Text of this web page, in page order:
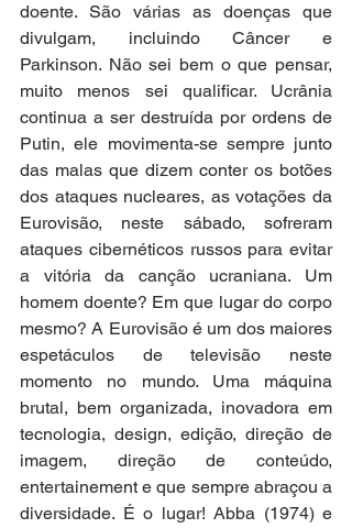
doente. São várias as doenças que
divulgam, incluindo Câncer e
Parkinson. Não sei bem o que pensar,
muito menos sei qualificar. Ucrânia
continua a ser destruída por ordens de
Putin, ele movimenta-se sempre junto
das malas que dizem conter os botões
dos ataques nucleares, as votações da
Eurovisão, neste sábado, sofreram
ataques cibernéticos russos para evitar
a vitória da canção ucraniana. Um
homem doente? Em que lugar do corpo
mesmo? A Eurovisão é um dos maiores
espetáculos de televisão neste
momento no mundo. Uma máquina
brutal, bem organizada, inovadora em
tecnologia, design, edição, direção de
imagem, direção de conteúdo,
entertainement e que sempre abraçou a
diversidade. É o lugar! Abba (1974) e